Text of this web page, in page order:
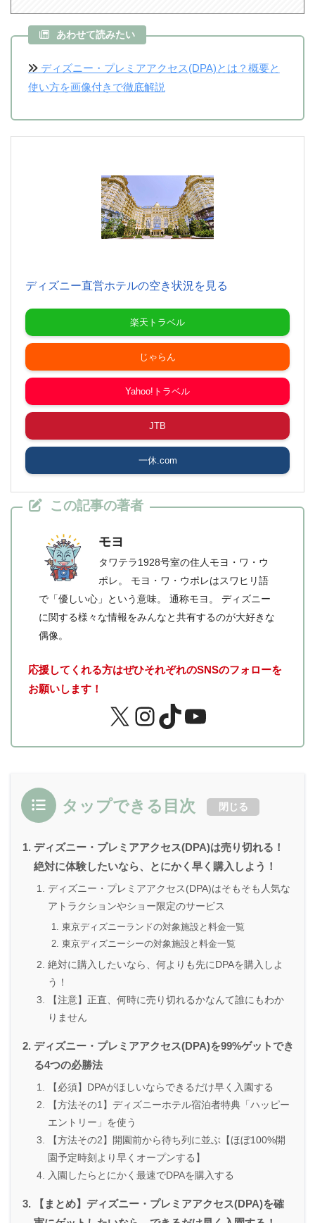
あわせて読みたい
ディズニー・プレミアアクセス(DPA)とは？概要と
使い方を画像付きで徹底解説
ディズニー直営ホテルの空き状況を見る
楽天トラベル
じゃらん
Yahoo!トラベル
JTB
一休.com
この記事の著者
モヨ
タワテラ1928号室の住人モヨ・ワ・ウ
ポレ。 モヨ・ワ・ウポレはスワヒリ語
で「優しい心」という意味。 通称モヨ。 ディズニー
に関する様々な情報をみんなと共有するのが大好きな
偶像。
応援してくれる方はぜひそれぞれのSNSのフォローを
お願いします！
タップできる目次 閉じる
ディズニー・プレミアアクセス(DPA)は売り切れる！
絶対に体験したいなら、とにかく早く購入しよう！
ディズニー・プレミアアクセス(DPA)はそもそも人気な
アトラクションやショー限定のサービス
東京ディズニーランドの対象施設と料金一覧
東京ディズニーシーの対象施設と料金一覧
絶対に購入したいなら、何よりも先にDPAを購入しよ
う！
【注意】正直、何時に売り切れるかなんて誰にもわか
りません
ディズニー・プレミアアクセス(DPA)を99%ゲットでき
る4つの必勝法
【必須】DPAがほしいならできるだけ早く入園する
【方法その1】ディズニーホテル宿泊者特典「ハッピー
エントリー」を使う
【方法その2】開園前から待ち列に並ぶ【ほぼ100%開
園予定時刻より早くオープンする】
入園したらとにかく最速でDPAを購入する
【まとめ】ディズニー・プレミアアクセス(DPA)を確